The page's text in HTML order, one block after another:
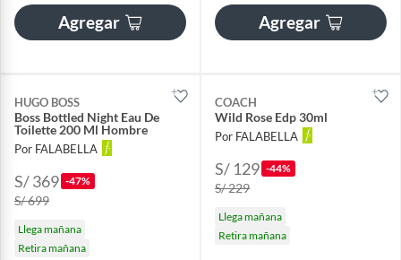
Agregar Agregar
HUGO BOSS
Boss Bottled Night Eau De
Toilette 200 Ml Hombre
Por FALABELLA
S/ 369 -47%
S/ 699
Llega mañana
Retira mañana
COACH
Wild Rose Edp 30ml
Por FALABELLA
S/ 129 -44%
S/ 229
Llega mañana
Retira mañana